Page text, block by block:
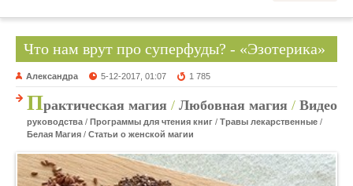
Что нам врут про суперфуды? - «Эзотерика»
Александра 5-12-2017, 01:07 1 785
Практическая магия / Любовная магия / Видео
руководства / Программы для чтения книг / Травы лекарственные /
Белая Магия / Статьи о женской магии